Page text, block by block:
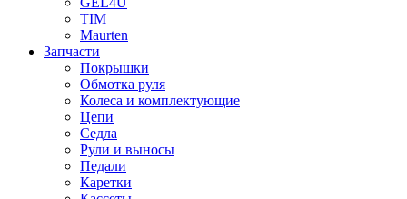
TIM
Maurten
Запчасти
Покрышки
Обмотка руля
Колеса и комплектующие
Цепи
Седла
Рули и выносы
Педали
Каретки